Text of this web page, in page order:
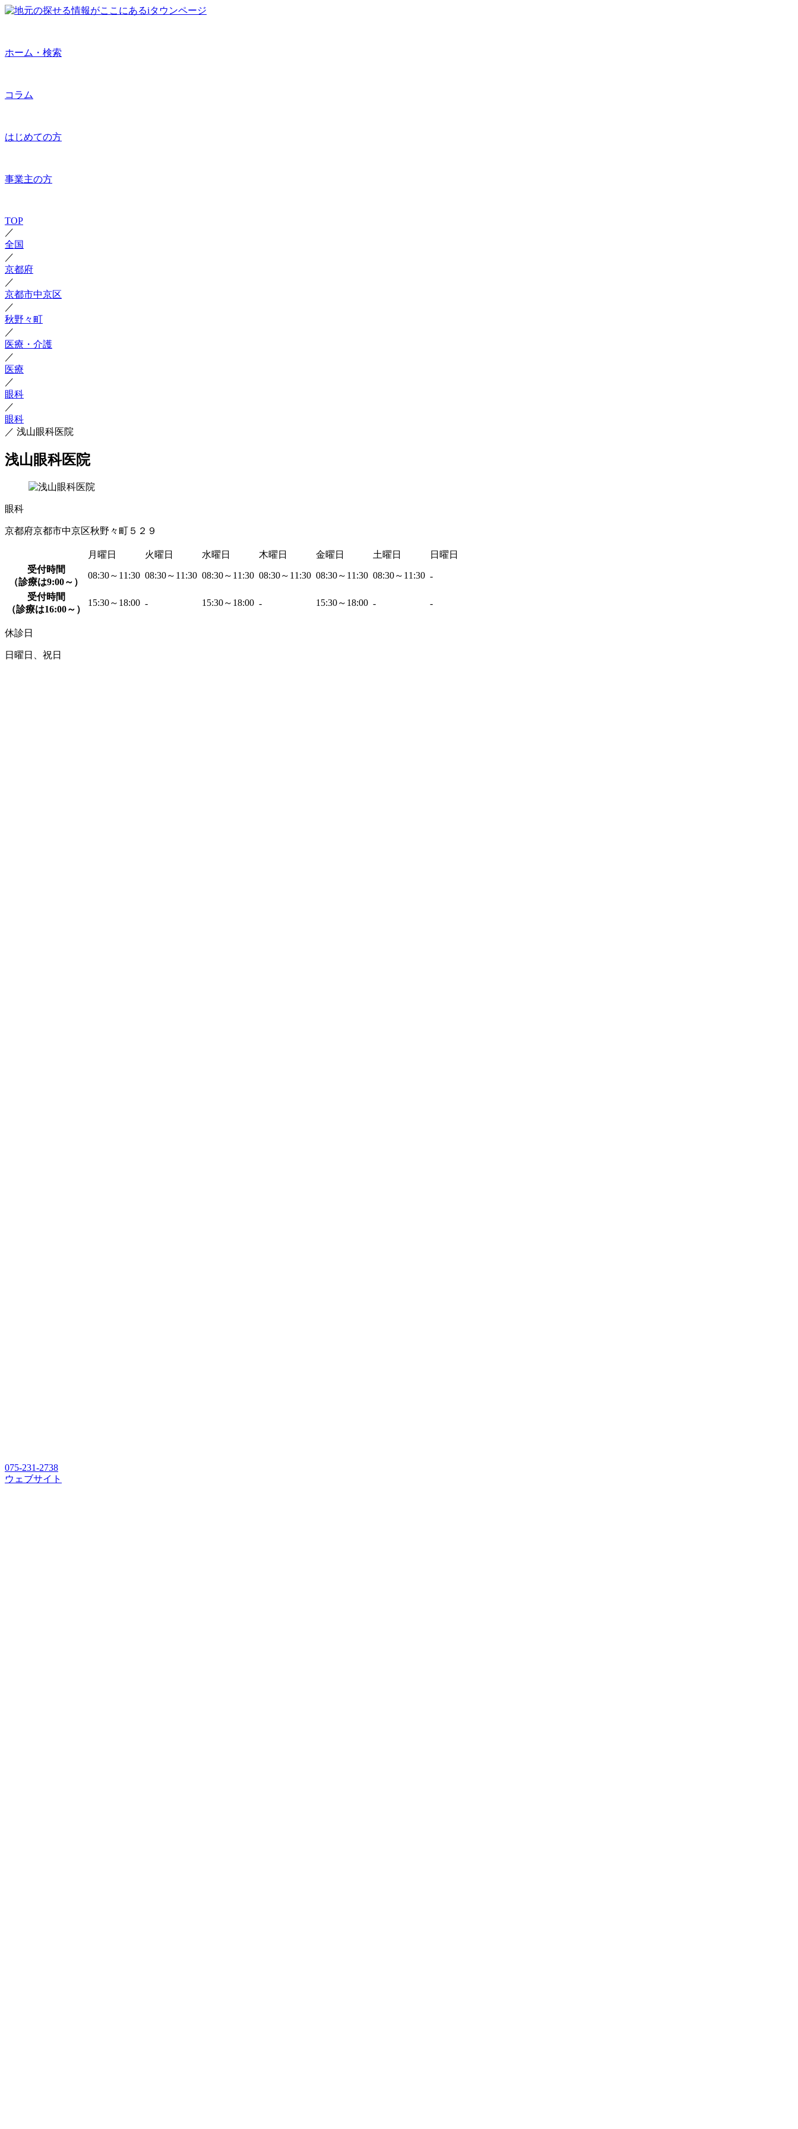
ホーム・検索
コラム
はじめての方
事業主の方
TOP
／
全国
／
京都府
／
京都市中京区
／
秋野々町
／
医療・介護
／
医療
／
眼科
／
眼科
／ 浅山眼科医院
浅山眼科医院
眼科
京都府京都市中京区秋野々町５２９
月曜日 火曜日 水曜日 木曜日 金曜日 土曜日
日曜日
受付時間
（診療は9:00～）
08:30～11:30 08:30～11:30 08:30～11:30 08:30～11:30 08:30～11:30 08:30～11:30 -
受付時間
（診療は16:00～）
15:30～18:00 - 15:30～18:00 - 15:30～18:00 - -
休診日
日曜日、祝日
075-231-2738
ウェブサイト